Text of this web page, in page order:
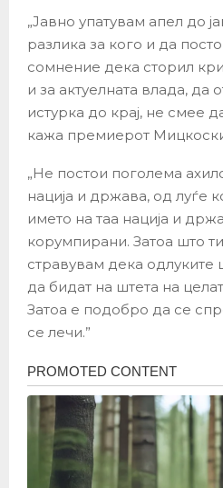
„Јавно упатувам апел до
разлика за кого и да
сомнение дека сторил
и за актуелната влада, да
истурка до крај, не смее
кажа премиерот
„Не постои поголема
нација и држава, од луѓе
името на таа нација и
корумпирани. Затоа што
стравувам дека одлуките
да бидат на штета на
Затоа е подобро да се
се лечи.”